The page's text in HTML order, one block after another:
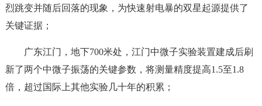
烈跳变并随后回落的现象，为快速射电暴的双星起源提供了
关键证据；
广东江门，地下700米处，江门中微子实验装置建成后刷
新了两个中微子振荡的关键参数，将测量精度提高1.5至1.8
倍，超过国际上其他实验几十年的积累；